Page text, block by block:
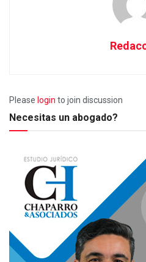
Please login to join discussion
Necesitas un abogado?